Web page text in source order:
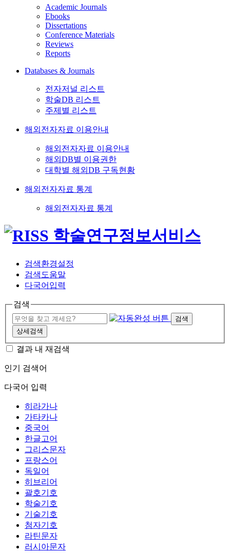
Academic Journals
Ebooks
Dissertations
Conference Materials
Reviews
Reports
Databases & Journals
전자저널 리스트
학술DB 리스트
주제별 리스트
해외전자자료 이용안내
해외전자자료 이용안내
해외DB별 이용권한
대학별 해외DB 구독현황
해외전자자료 통계
해외전자자료 통계
검색환경설정
검색도움말
다국어입력
검색
검색
상세검색
결과 내 재검색
인기 검색어
다국어 입력
히라가나
가타카나
중국어
한글고어
그리스문자
프랑스어
독일어
히브리어
괄호기호
학술기호
기술기호
첨자기호
라틴문자
러시아문자